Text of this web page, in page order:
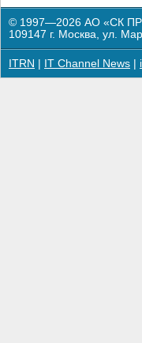
© 1997—2026 АО «СК
109147 г. Москва, ул.
ITRN IT Channel News